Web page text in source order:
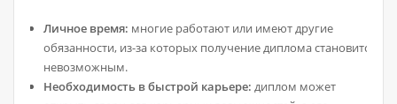
Личное время: многие работают или имеют другие
обязанности, из-за которых получение диплома становится
невозможным.
Необходимость в быстрой карьере: диплом может